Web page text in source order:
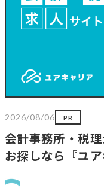
2026/08/06 PR
会計事務所・税
お探しなら『ユア